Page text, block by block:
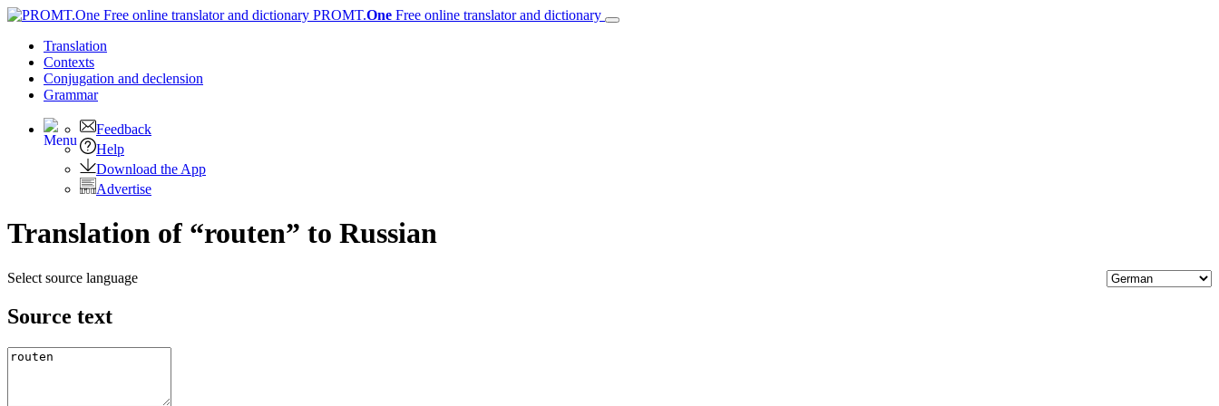
PROMT.One Free online translator and dictionary
Translation
Contexts
Conjugation and declension
Grammar
Feedback
Help
Download the App
Advertise
Translation of “routen” to Russian
Select source language
Source text